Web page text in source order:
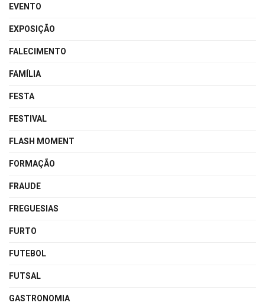
EVENTO
EXPOSIÇÃO
FALECIMENTO
FAMÍLIA
FESTA
FESTIVAL
FLASH MOMENT
FORMAÇÃO
FRAUDE
FREGUESIAS
FURTO
FUTEBOL
FUTSAL
GASTRONOMIA